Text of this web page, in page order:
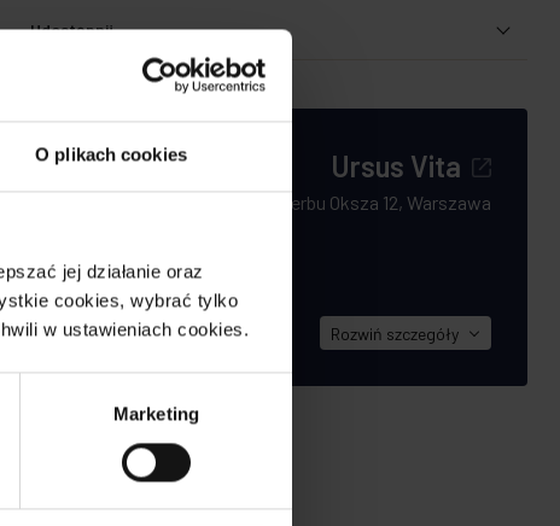
O plikach cookies
jej działanie oraz
cookies, wybrać tylko
w ustawieniach cookies.
Marketing
Udostępnij
Ursus za
Ursus Vita
Herbu Oksza 12, Warszawa
Rozwiń szczegóły